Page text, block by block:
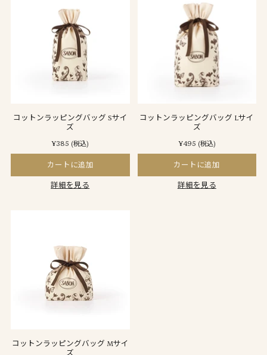
コットンラッピングバッグ Sサイ
ズ
¥385 (税込)
カートに追加
詳細を見る
コットンラッピングバッグ Lサイ
ズ
¥495 (税込)
カートに追加
詳細を見る
コットンラッピングバッグ Mサイ
ズ